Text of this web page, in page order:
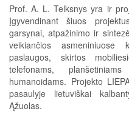
Prof. A. L. Telksnys yra ir
Įgyvendinant šiuos
garsynai, atpažinimo ir
veikiančios
paslaugos, skirtos
telefonams,
humanoidams. Projekto
pasaulyje lietuviškai
Ąžuolas.